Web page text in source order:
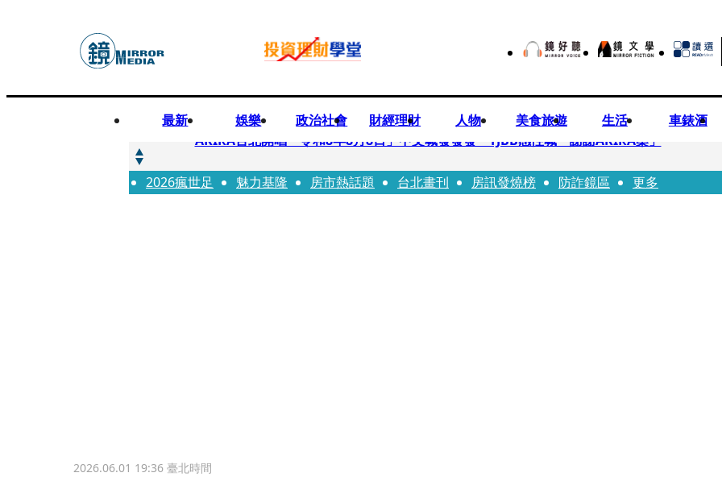
最新 娛樂 政治社會 財經理財 人物 美食旅遊 生活 車錶酒
快訊
AKIRA台北開唱「令和8年8月8日」中文喊發發發 TJBB感性喊「謝謝AKIRA桑」
快訊
台灣新冠期間沒疫苗可打？ 律師列3款嗆：陳時中唯一擋的叫科興
2026瘋世足 魅力基隆 房市熱話題 台北畫刊 房訊發燒榜 防詐鏡區 更多
2026.06.01 19:36臺北時間